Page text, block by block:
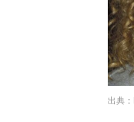
出典：